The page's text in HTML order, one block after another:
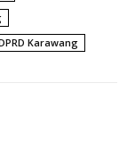
Karawang